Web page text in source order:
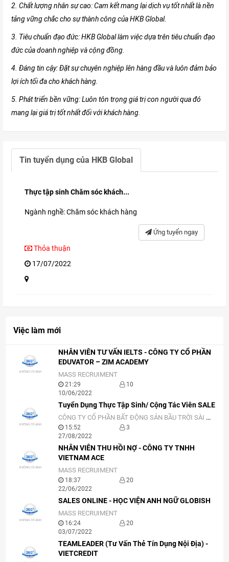
2. Chất lượng nhân sự cao: Cam kết mang lại dịch vụ tốt nhất là nền
tảng vững chắc cho sự thành công của HKB Global.
3. Tiêu chuẩn đạo đức: HKB Global làm việc dựa trên tiêu chuẩn đạo
đức của doanh nghiệp và cộng đồng.
4. Đáng tin cậy: Đặt sự chuyên nghiệp lên hàng đầu và luôn đảm bảo
lợi ích tối đa cho khách hàng.
5. Phát triển bền vững: Luôn tôn trọng giá trị con người qua đó
mang lại giá trị tốt nhất đối với khách hàng.
Tin tuyển dụng của HKB Global
Thực tập sinh Chăm sóc khách...
Ngành nghề: Chăm sóc khách hàng
Ứng tuyển ngay
Thỏa thuận
17/07/2022
Việc làm mới
NHÂN VIÊN TƯ VẤN IELTS - CÔNG TY CỔ PHẦN
EDUVATOR – ZIM ACADEMY
MASS RECRUIMENT
21:29
10/06/2022
10
Tuyển Dụng Thực Tập Sinh/ Cộng Tác Viên SALE
CÔNG TY CỔ PHẦN BẤT ĐỘNG SẢN BẦU TRỜI SÀI GÒN
15:52
27/08/2022
3
NHÂN VIÊN THU HỒI NỢ - CÔNG TY TNHH
VIETNAM ACE
MASS RECRUIMENT
18:37
22/06/2022
20
SALES ONLINE - HỌC VIỆN ANH NGỮ GLOBISH
MASS RECRUIMENT
16:24
03/07/2022
20
TEAMLEADER (Tư Vấn Thẻ Tín Dụng Nội Địa) -
VIETCREDIT